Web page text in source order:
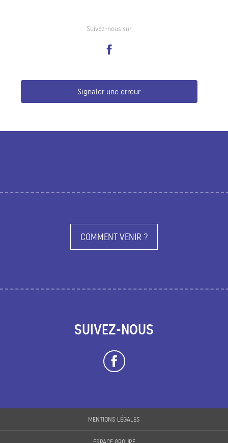
Suivez-nous sur
Signaler une erreur
COMMENT VENIR ?
SUIVEZ-NOUS
MENTIONS LÉGALES